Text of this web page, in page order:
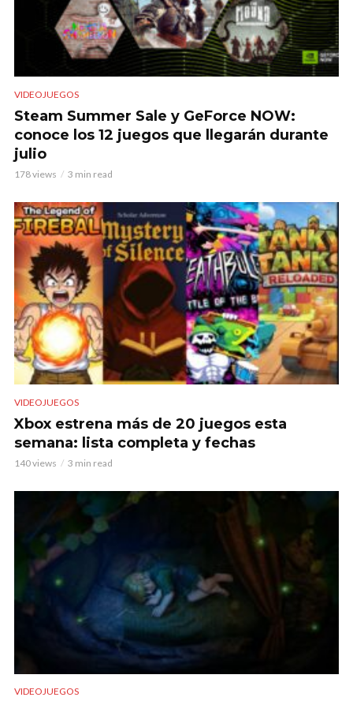
VIDEOJUEGOS
Steam Summer Sale y GeForce NOW:
conoce los 12 juegos que llegarán durante
julio
178 views 3 min read
VIDEOJUEGOS
Xbox estrena más de 20 juegos esta
semana: lista completa y fechas
140 views 3 min read
VIDEOJUEGOS